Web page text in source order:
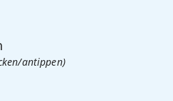
antippen)